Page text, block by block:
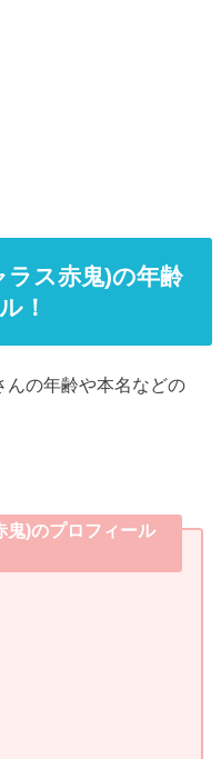
ス赤鬼)の年齢
！
んの年齢や本名などの
鬼)のプロフィール